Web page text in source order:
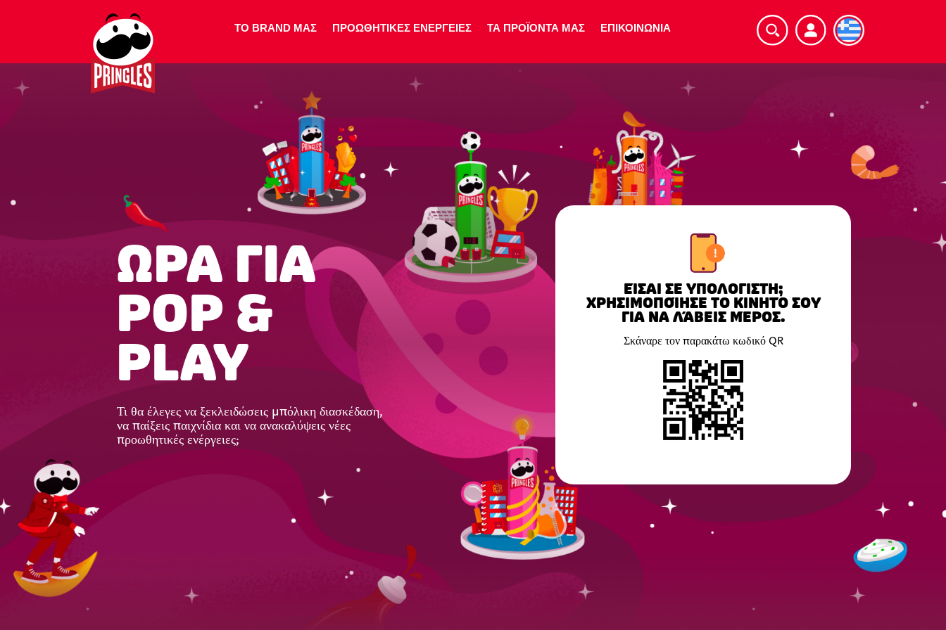
ΤΟ BRAND ΜΑΣ ΠΡΟΩΘΗΤΙΚΕΣ ΕΝΕΡΓΕΙΕΣ ΤΑ ΠΡΟΪΟΝΤΑ ΜΑΣ ΕΠΙΚΟΙΝΩΝΙΑ
ΩΡΑ ΓΙΑ
POP &
PLAY
Τι θα έλεγες να ξεκλειδώσεις μπόλικη διασκέδαση,
να παίξεις παιχνίδια και να ανακαλύψεις νέες
προωθητικές ενέργειες;
ΕΊΣΑΙ ΣΕ ΥΠΟΛΟΓΙΣΤΉ;
ΧΡΗΣΙΜΟΠΟΊΗΣΕ ΤΟ ΚΙΝΗΤΌ ΣΟΥ
ΓΙΑ ΝΑ ΛΆΒΕΙΣ ΜΈΡΟΣ.
Σκάναρε τον παρακάτω κωδικό QR